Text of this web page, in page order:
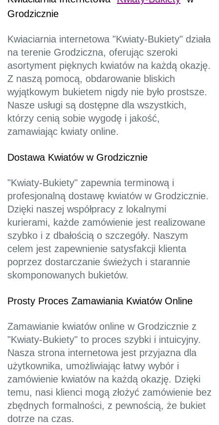
Grodzicznie
Kwiaciarnia internetowa "Kwiaty-Bukiety" działa
na terenie Grodziczna, oferując szeroki
asortyment pięknych kwiatów na każdą okazję.
Z naszą pomocą, obdarowanie bliskich
wyjątkowym bukietem nigdy nie było prostsze.
Nasze usługi są dostępne dla wszystkich,
którzy cenią sobie wygodę i jakość,
zamawiając kwiaty online.
Dostawa Kwiatów w Grodzicznie
"Kwiaty-Bukiety" zapewnia terminową i
profesjonalną dostawę kwiatów w Grodzicznie.
Dzięki naszej współpracy z lokalnymi
kurierami, każde zamówienie jest realizowane
szybko i z dbałością o szczegóły. Naszym
celem jest zapewnienie satysfakcji klienta
poprzez dostarczanie świeżych i starannie
skomponowanych bukietów.
Prosty Proces Zamawiania Kwiatów Online
Zamawianie kwiatów online w Grodzicznie z
"Kwiaty-Bukiety" to proces szybki i intuicyjny.
Nasza strona internetowa jest przyjazna dla
użytkownika, umożliwiając łatwy wybór i
zamówienie kwiatów na każdą okazję. Dzięki
temu, nasi klienci mogą złożyć zamówienie bez
zbędnych formalności, z pewnością, że bukiet
dotrze na czas.